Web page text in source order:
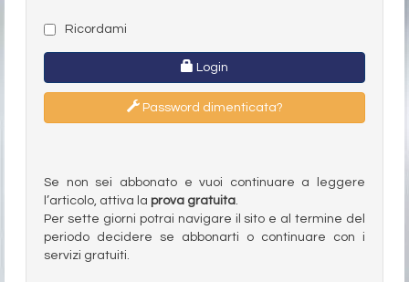
Ricordami
Login
Password dimenticata?
Se non sei abbonato e vuoi continuare a leggere
l’articolo, attiva la prova gratuita.
Per sette giorni potrai navigare il sito e al termine del
periodo decidere se abbonarti o continuare con i
servizi gratuiti.